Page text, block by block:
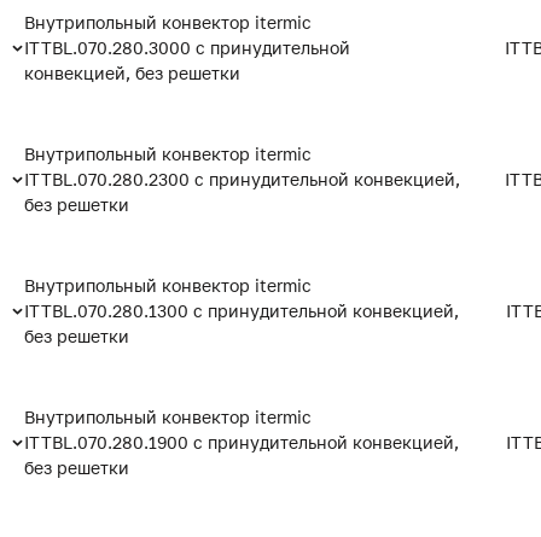
Внутрипольный конвектор itermic
ITTBL.070.280.3000 с принудительной
конвекцией, без решетки
Внутрипольный конвектор itermic
ITTBL.070.280.2300 с принудительной конвекцией,
без решетки
Внутрипольный конвектор itermic
ITTBL.070.280.1300 с принудительной конвекцией,
без решетки
Внутрипольный конвектор itermic
ITTBL.070.280.1900 с принудительной конвекцией,
без решетки